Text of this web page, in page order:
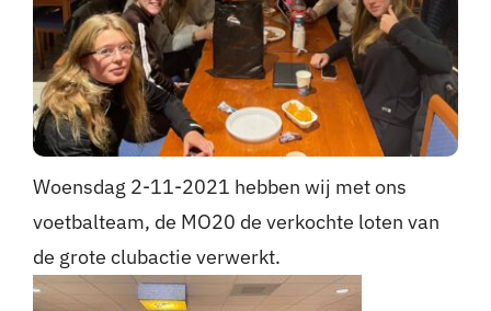
Sponsoren
Contact
Lid worden
Zoeken
naar:
Woensdag 2-11-2021 hebben wij met ons
voetbalteam, de MO20 de verkochte loten van
de grote clubactie verwerkt.